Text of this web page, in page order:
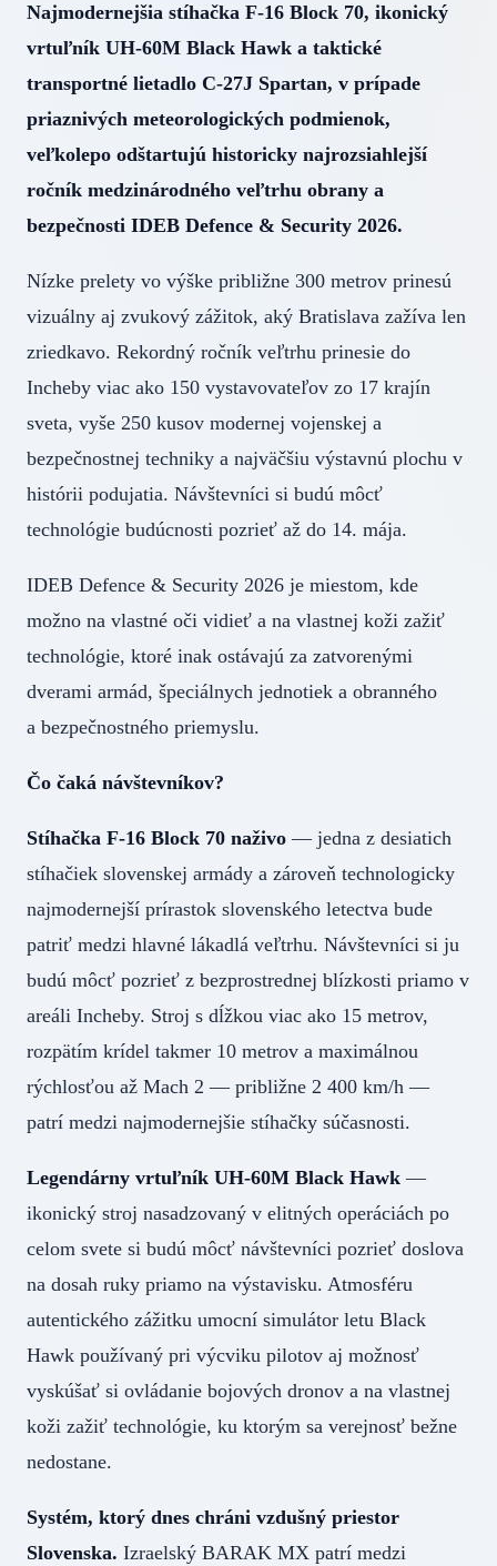
Najmodernejšia stíhačka F-16 Block 70, ikonický
vrtuľník UH-60M Black Hawk a taktické
transportné lietadlo C-27J Spartan, v prípade
priaznivých meteorologických podmienok,
veľkolepo odštartujú historicky najrozsiahlejší
ročník medzinárodného veľtrhu obrany a
bezpečnosti IDEB Defence & Security 2026.
Nízke prelety vo výške približne 300 metrov prinesú
vizuálny aj zvukový zážitok, aký Bratislava zažíva len
zriedkavo. Rekordný ročník veľtrhu prinesie do
Incheby viac ako 150 vystavovateľov zo 17 krajín
sveta, vyše 250 kusov modernej vojenskej a
bezpečnostnej techniky a najväčšiu výstavnú plochu v
histórii podujatia. Návštevníci si budú môcť
technológie budúcnosti pozrieť až do 14. mája.
IDEB Defence & Security 2026 je miestom, kde
možno na vlastné oči vidieť a na vlastnej koži zažiť
technológie, ktoré inak ostávajú za zatvorenými
dverami armád, špeciálnych jednotiek a obranného
a bezpečnostného priemyslu.
Čo čaká návštevníkov?
Stíhačka F-16 Block 70 naživo — jedna z desiatich
stíhačiek slovenskej armády a zároveň technologicky
najmodernejší prírastok slovenského letectva bude
patriť medzi hlavné lákadlá veľtrhu. Návštevníci si ju
budú môcť pozrieť z bezprostrednej blízkosti priamo v
areáli Incheby. Stroj s dĺžkou viac ako 15 metrov,
rozpätím krídel takmer 10 metrov a maximálnou
rýchlosťou až Mach 2 — približne 2 400 km/h —
patrí medzi najmodernejšie stíhačky súčasnosti.
Legendárny vrtuľník UH-60M Black Hawk —
ikonický stroj nasadzovaný v elitných operáciách po
celom svete si budú môcť návštevníci pozrieť doslova
na dosah ruky priamo na výstavisku. Atmosféru
autentického zážitku umocní simulátor letu Black
Hawk používaný pri výcviku pilotov aj možnosť
vyskúšať si ovládanie bojových dronov a na vlastnej
koži zažiť technológie, ku ktorým sa verejnosť bežne
nedostane.
Systém, ktorý dnes chráni vzdušný priestor
Slovenska. Izraelský BARAK MX patrí medzi